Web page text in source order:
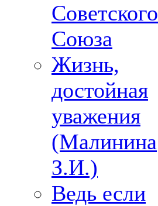
Советского
Союза
Жизнь,
достойная
уважения
(Малинина
З.И.)
Ведь если